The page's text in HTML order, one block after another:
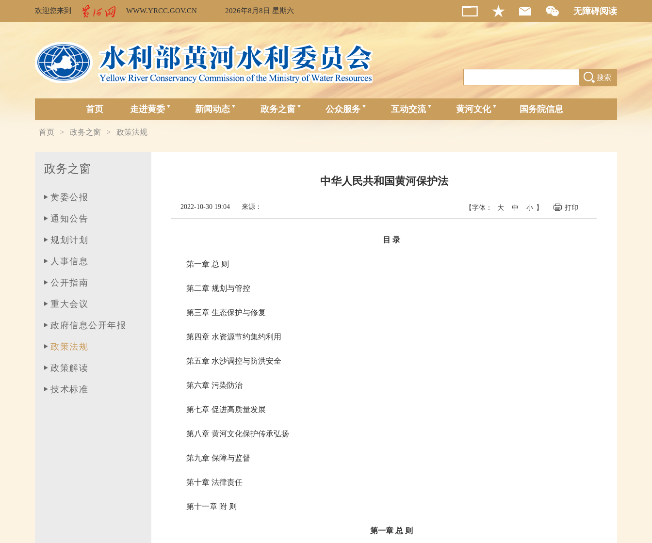
欢迎您来到 WWW.YRCC.GOV.CN 2026年8月8日 星期六 无障碍阅读
搜索
首页 走进黄委 新闻动态 政务之窗 公众服务 互动交流 黄河文化 国务院信息
首页 > 政务之窗 > 政策法规
政务之窗
黄委公报
通知公告
规划计划
人事信息
公开指南
重大会议
政府信息公开年报
政策法规
政策解读
技术标准
中华人民共和国黄河保护法
【字体： 大 中 小 】 打印
2022-10-30 19:04 来源：
目 录
第一章 总 则
第二章 规划与管控
第三章 生态保护与修复
第四章 水资源节约集约利用
第五章 水沙调控与防洪安全
第六章 污染防治
第七章 促进高质量发展
第八章 黄河文化保护传承弘扬
第九章 保障与监督
第十章 法律责任
第十一章 附 则
第一章 总 则